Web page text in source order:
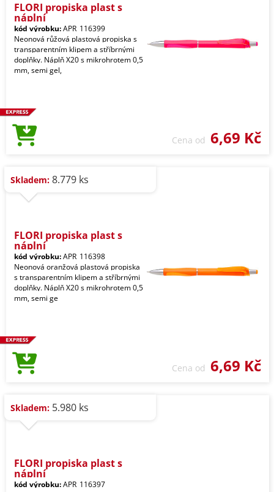
FLORI propiska plast s
náplní
kód výrobku:APR_116399
Neonová růžová plastová propiska s
transparentním klipem a stříbrnými
doplňky. Náplň X20 s mikrohrotem 0,5
mm, semi gel,
Cena od 6,69 Kč
Skladem: 8.779 ks
FLORI propiska plast s
náplní
kód výrobku:APR_116398
Neonová oranžová plastová propiska
s transparentním klipem a stříbrnými
doplňky. Náplň X20 s mikrohrotem 0,5
mm, semi ge
Cena od 6,69 Kč
Skladem: 5.980 ks
FLORI propiska plast s
náplní
kód výrobku:APR_116397